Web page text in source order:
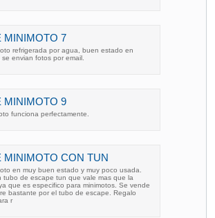
MINIMOTO 7
refrigerada por agua, buen estado en
envian fotos por email.
MINIMOTO 9
funciona perfectamente.
MINIMOTO CON TUN
en muy buen estado y muy poco usada.
tubo de escape tun que vale mas que la
que es especifico para minimotos. Se vende
bastante por el tubo de escape. Regalo
r